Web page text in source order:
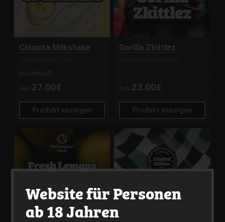
Chiquita Milkshake
Ausverkauft
Aus 27.00€
Produkt anzeigen
Gorilla Zkittlez
Aus 23.00€
Produkt anzeigen
Website für Personen
ab 18 Jahren